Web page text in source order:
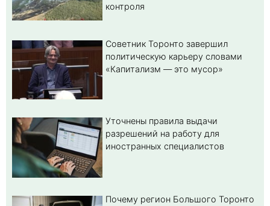
контроля
Советник Торонто завершил
политическую карьеру словами
«Капитализм — это мусор»
Уточнены правила выдачи
разрешений на работу для
иностранных специалистов
Почему регион Большого Торонто